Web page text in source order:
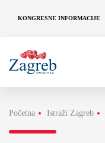
KONGRESNE INFORMACIJE
Početna Istraži Zagreb